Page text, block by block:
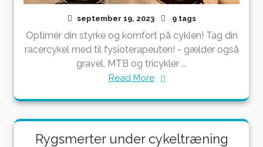
september 19, 2023 9 tags
Optimér din styrke og komfort på cyklen! Tag din
racercykel med til fysioterapeuten! - gælder også
gravel, MTB og tricykler ...
Read More
Rygsmerter under cykeltræning